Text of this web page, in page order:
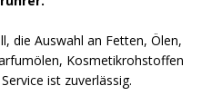
die Auswahl an Fetten, Ölen,
Kosmetikrohstoffen
ist zuverlässig.